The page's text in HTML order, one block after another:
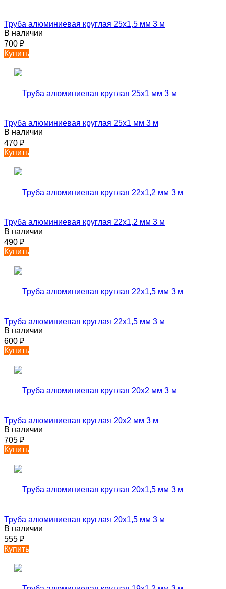
Труба алюминиевая круглая 25х1,5 мм 3 м
В наличии
700 ₽
Купить
Труба алюминиевая круглая 25х1 мм 3 м
В наличии
470 ₽
Купить
Труба алюминиевая круглая 22х1,2 мм 3 м
В наличии
490 ₽
Купить
Труба алюминиевая круглая 22х1,5 мм 3 м
В наличии
600 ₽
Купить
Труба алюминиевая круглая 20х2 мм 3 м
В наличии
705 ₽
Купить
Труба алюминиевая круглая 20х1,5 мм 3 м
В наличии
555 ₽
Купить